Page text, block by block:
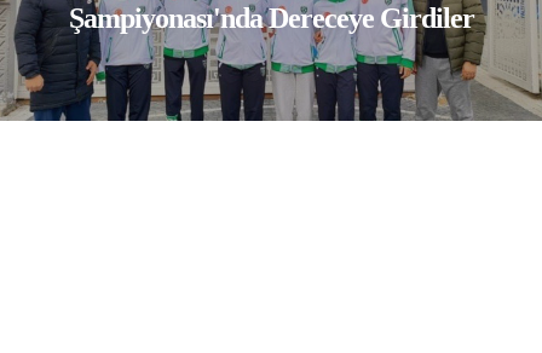
Şampiyonası'nda Dereceye Girdiler